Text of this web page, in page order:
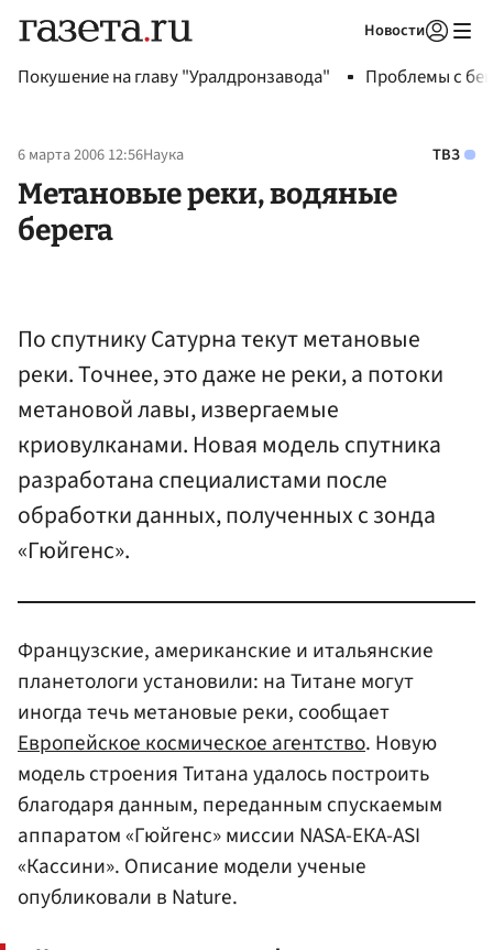
Новости
Покушение на главу "Уралдронзавода" Проблемы с
6 марта 2006 12:56Наука ТВЗ
Метановые реки, водяные
берега
По спутнику Сатурна текут метановые
реки. Точнее, это даже не реки, а потоки
метановой лавы, извергаемые
криовулканами. Новая модель спутника
разработана специалистами после
обработки данных, полученных с зонда
«Гюйгенс».
Французские, американские и итальянские
планетологи установили: на Титане могут
иногда течь метановые реки, сообщает
Европейское космическое агентство. Новую
модель строения Титана удалось построить
благодаря данным, переданным спускаемым
аппаратом «Гюйгенс» миссии NASA-ЕКА-ASI
«Кассини». Описание модели ученые
опубликовали в Nature.